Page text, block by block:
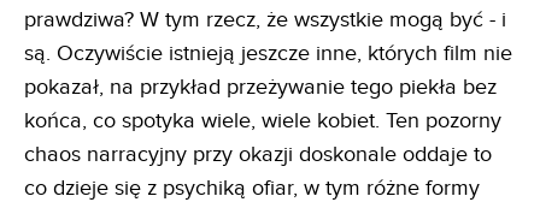
prawdziwa? W tym rzecz, że wszystkie mogą być - i
są. Oczywiście istnieją jeszcze inne, których film nie
pokazał, na przykład przeżywanie tego piekła bez
końca, co spotyka wiele, wiele kobiet. Ten pozorny
chaos narracyjny przy okazji doskonale oddaje to
co dzieje się z psychiką ofiar, w tym różne formy